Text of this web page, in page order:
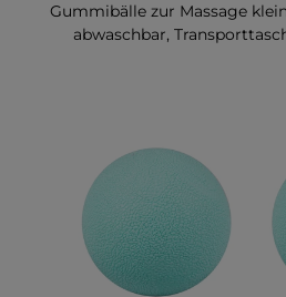
Gummibälle zur Massage
abwaschbar,